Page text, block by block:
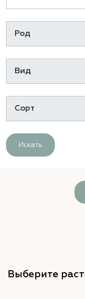
Искать
Выберите